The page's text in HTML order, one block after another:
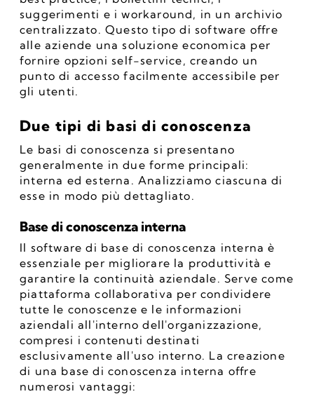
suggerimenti e i workaround, in un archivio
centralizzato. Questo tipo di software offre
alle aziende una soluzione economica per
fornire opzioni self-service, creando un
punto di accesso facilmente accessibile per
gli utenti.
Due tipi di basi di conoscenza
Le basi di conoscenza si presentano
generalmente in due forme principali:
interna ed esterna. Analizziamo ciascuna di
esse in modo più dettagliato.
Base di conoscenza interna
Il software di base di conoscenza interna è
essenziale per migliorare la produttività e
garantire la continuità aziendale. Serve come
piattaforma collaborativa per condividere
tutte le conoscenze e le informazioni
aziendali all'interno dell'organizzazione,
compresi i contenuti destinati
esclusivamente all'uso interno. La creazione
di una base di conoscenza interna offre
numerosi vantaggi: